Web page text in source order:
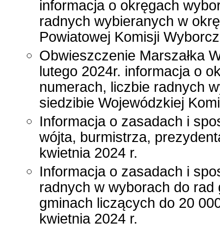
informacja o okręgach
radnych wybieranych w
Powiatowej Komisji
Obwieszczenie Marszałka
lutego 2024r. informacja o
numerach, liczbie radnych
siedzibie Wojewódzkiej
Informacja o zasadach i
wójta, burmistrza,
kwietnia 2024 r.
Informacja o zasadach i
radnych w wyborach do
gminach liczących do 20
kwietnia 2024 r.